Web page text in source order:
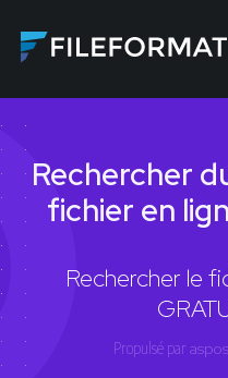
Rechercher
fichier en
Rechercher le
Propulsé par